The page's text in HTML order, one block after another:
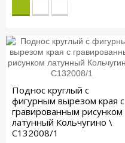
Поднос круглый с
фигурным вырезом края с
гравированным рисунком
латунный Кольчугино \
С132008/1